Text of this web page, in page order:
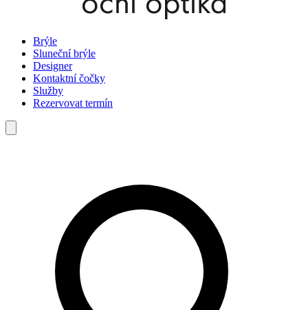
Brýle
Sluneční brýle
Designer
Kontaktní čočky
Služby
Rezervovat termín